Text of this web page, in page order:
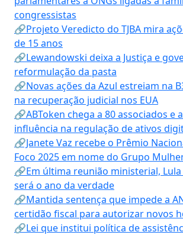
congressistas
🔗Projeto Veredicto do TJBA mira
de 15 anos
🔗Lewandowski deixa a Justiça e
reformulação da pasta
🔗Novas ações da Azul estreiam na
na recuperação judicial nos EUA
🔗ABToken chega a 80 associados e
influência na regulação de ativos
🔗Janete Vaz recebe o Prêmio
Foco 2025 em nome do Grupo
🔗Em última reunião ministerial, Lula
será o ano da verdade
🔗Mantida sentença que impede a
certidão fiscal para autorizar novos
🔗Lei que institui política de